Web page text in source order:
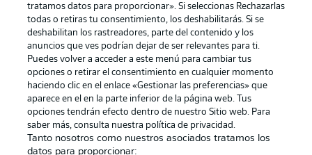
Gestionar las preferencias
Canales Trabajos
Jugadores Condiciones de uso
tratamos datos para proporcionar». Si seleccionas Rechazarlas
todas o retiras tu consentimiento, los deshabilitarás. Si se
deshabilitan los rastreadores, parte del contenido y los
anuncios que ves podrían dejar de ser relevantes para ti.
Puedes volver a acceder a este menú para cambiar tus
opciones o retirar el consentimiento en cualquier momento
haciendo clic en el enlace «Gestionar las preferencias» que
aparece en el en la parte inferior de la página web. Tus
opciones tendrán efecto dentro de nuestro Sitio web. Para
saber más, consulta nuestra política de privacidad.
Tanto nosotros como nuestros asociados tratamos los
datos para proporcionar: